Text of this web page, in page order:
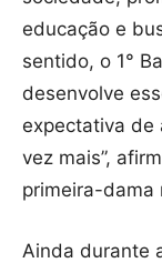
educação e
sentido, o 1°
desenvolve
expectativa de
vez mais”,
primeira-dama
Ainda durante